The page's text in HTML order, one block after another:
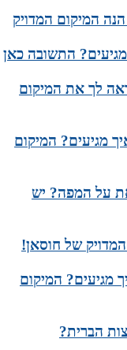
המיקום המדויק
התשובה כאן
לך את המיקום
מגיעים? המיקום
על המפה? יש
של חוסאן!
מגיעים? המיקום
הברית?